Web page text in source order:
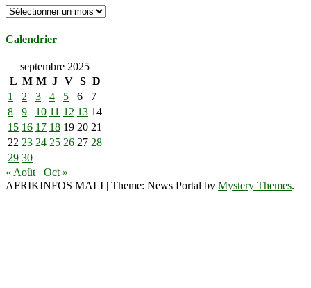
Archives
Calendrier
septembre 2025
L M M J V S D
1
2 3 4 5 6
7
8
9 10 11 12 13 14
15 16 17 18 19 20 21
22 23 24 25 26 27 28
29 30
« Août
Oct »
AFRIKINFOS MALI | Theme: News Portal by Mystery Themes.